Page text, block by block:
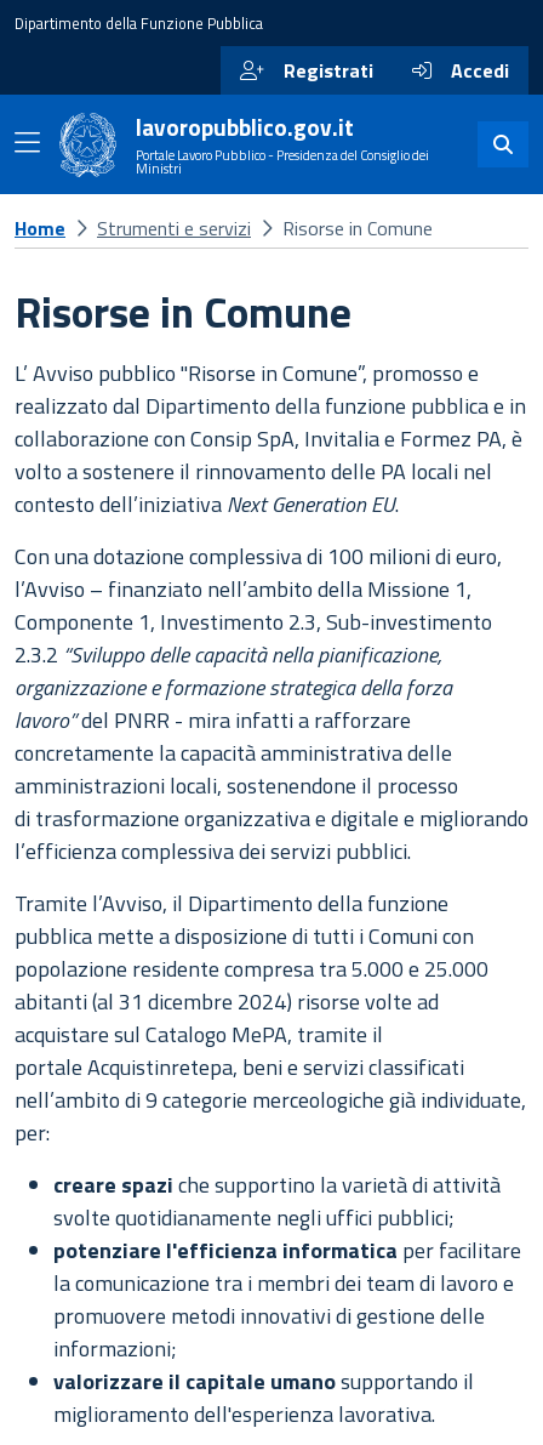
Dipartimento della Funzione Pubblica
Registrati Accedi
lavoropubblico.gov.it
Portale Lavoro Pubblico - Presidenza del Consiglio dei
Ministri
Home Strumenti e servizi Risorse in Comune
Risorse in Comune
L’ Avviso pubblico "Risorse in Comune”, promosso e
realizzato dal Dipartimento della funzione pubblica e in
collaborazione con Consip SpA, Invitalia e Formez PA, è
volto a sostenere il rinnovamento delle PA locali nel
contesto dell’iniziativaNext Generation EU.
Con una dotazione complessiva di 100 milioni di euro,
l’Avviso – finanziato nell’ambito della Missione 1,
Componente 1, Investimento 2.3, Sub-investimento
2.3.2 “Sviluppo delle capacità nella pianificazione,
organizzazione e formazione strategica della forza
lavoro”del PNRR - mira infatti a rafforzare
concretamente la capacità amministrativa delle
amministrazioni locali, sostenendone il processo
di trasformazione organizzativa e digitale e migliorando
l’efficienza complessiva dei servizi pubblici.
Tramite l’Avviso, il Dipartimento della funzione
pubblica mette a disposizione di tutti i Comuni con
popolazione residente compresa tra 5.000 e 25.000
abitanti (al 31 dicembre 2024) risorse volte ad
acquistare sul Catalogo MePA, tramite il
portale Acquistinretepa, beni e servizi classificati
nell’ambito di 9 categorie merceologiche già individuate,
per:
creare spaziche supportino la varietà di attività
svolte quotidianamente negli uffici pubblici;
potenziare l'efficienza informatica per facilitare
la comunicazione tra i membri dei team di lavoro e
promuovere metodi innovativi di gestione delle
informazioni;
valorizzare il capitale umanosupportando il
miglioramento dell'esperienza lavorativa.